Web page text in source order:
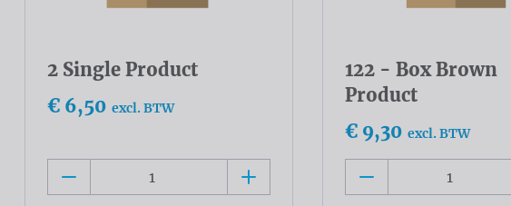
2 Single Product
€ 6,50 excl. BTW
122 - Box Brown
Product
€ 9,30 excl. BTW